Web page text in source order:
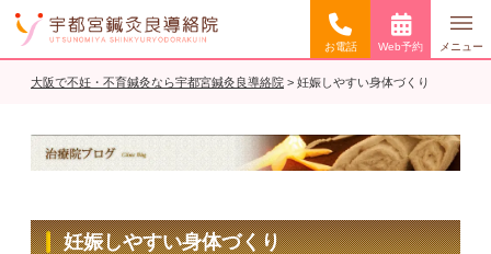
お電話 Web予約 メニュー
大阪で不妊・不育鍼灸なら宇都宮鍼灸良導絡院 > 妊娠しやすい身体づくり
妊娠しやすい身体づくり